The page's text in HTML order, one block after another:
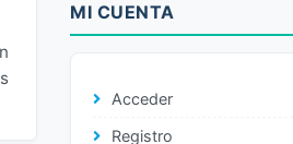
MI CUENTA
Acceder
Registro